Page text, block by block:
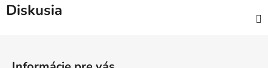
Diskusia